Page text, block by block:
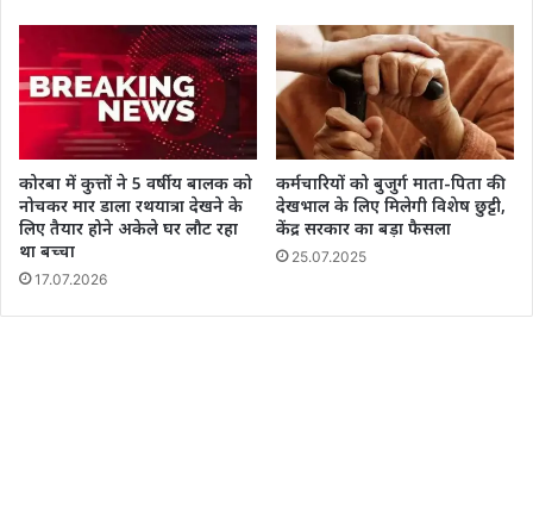
कोरबा में कुत्तों ने 5 वर्षीय बालक को
नोचकर मार डाला रथयात्रा देखने के
लिए तैयार होने अकेले घर लौट रहा
था बच्चा
17.07.2026
कर्मचारियों को बुजुर्ग माता-पिता की
देखभाल के लिए मिलेगी विशेष छुट्टी,
केंद्र सरकार का बड़ा फैसला
25.07.2025